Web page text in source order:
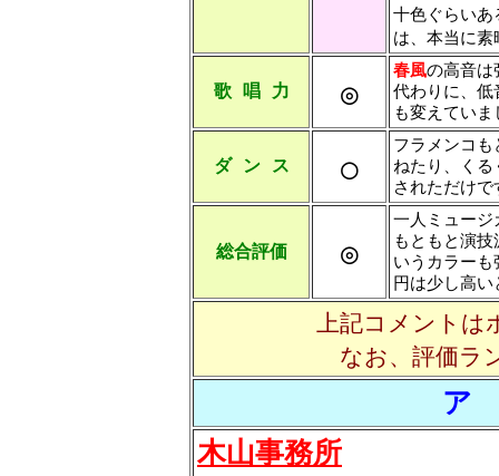
十色ぐらいあ
は、本当に
歌 唱 力 ◎
春風の高音は
代わりに、低
も変えてい
ダ ン ス ○
フラメンコ
ねたり、くる
されただけで
総合評価 ◎
一人ミュージ
もともと演
いうカラー
円は少し高
上記コメントは
なお、評価ラ
ア
木山事務所